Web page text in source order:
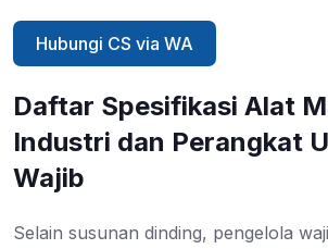
Hubungi CS via WA
Daftar Spesifikasi Alat
Industri dan Perangkat
Wajib
Selain susunan dinding, pengelola